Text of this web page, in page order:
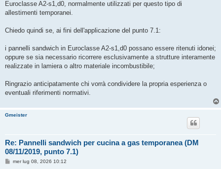
Euroclasse A2-s1,d0, normalmente utilizzati per questo tipo di
allestimenti temporanei.
Chiedo quindi se, ai fini dell'applicazione del punto 7.1:
i pannelli sandwich in Euroclasse A2-s1,d0 possano essere ritenuti idonei;
oppure se sia necessario ricorrere esclusivamente a strutture interamente
realizzate in lamiera o altro materiale incombustibile;
Ringrazio anticipatamente chi vorrà condividere la propria esperienza o
eventuali riferimenti normativi.
Gmeister
Re: Pannelli sandwich per cucina a gas temporanea (DM
08/11/2019, punto 7.1)
Mmer lug 08, 2026 10:12